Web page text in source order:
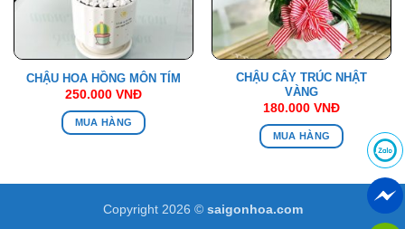
CHẬU HOA HỒNG MÔN TÍM
250.000 VNĐ
MUA HÀNG
CHẬU CÂY TRÚC NHẬT
VÀNG
180.000 VNĐ
MUA HÀNG
Copyright 2026 © saigonhoa.com